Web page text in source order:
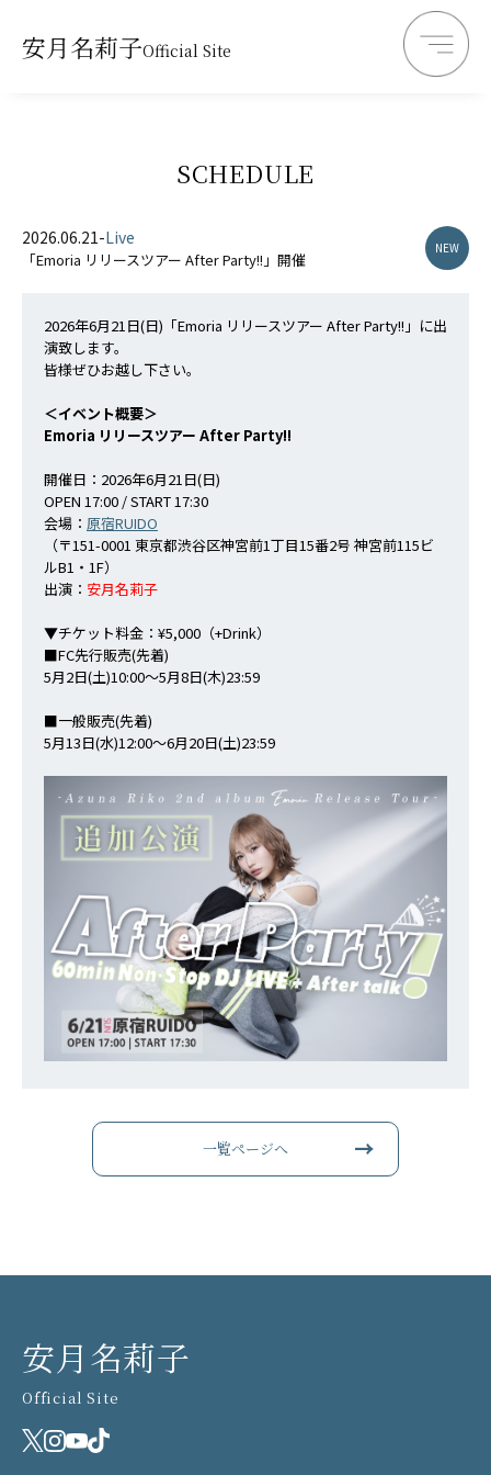
安月名莉子Official Site
SCHEDULE
2026.06.21-Live
「Emoria リリースツアー After Party!!」開催
NEW
2026年6月21日(日)「Emoria リリースツアー After Party!!」に出
演致します。
皆様ぜひお越し下さい。
＜イベント概要＞
Emoria リリースツアー After Party!!
開催日：2026年6月21日(日)
OPEN 17:00 / START 17:30
会場： 原宿RUIDO
（〒151-0001 東京都渋谷区神宮前1丁目15番2号 神宮前115ビ
ルB1・1F）
出演： 安月名莉子
▼チケット料金：¥5,000（+Drink）
■FC先行販売(先着)
5月2日(土)10:00～5月8日(木)23:59
■一般販売(先着)
5月13日(水)12:00～6月20日(土)23:59
一覧ページへ
安月名莉子
Official Site